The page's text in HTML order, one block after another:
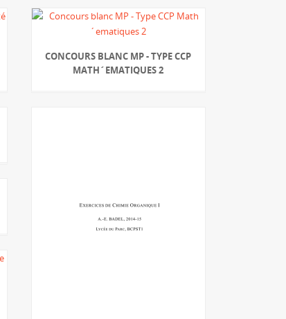
CONCOURS BLANC MP - TYPE CCP
MATH´EMATIQUES 2